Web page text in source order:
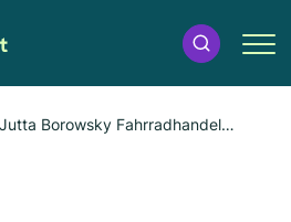
Jutta Borowsky Fahrradhandel